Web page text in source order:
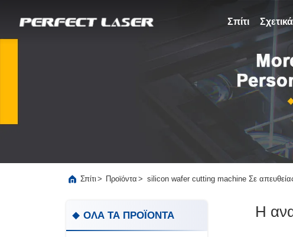
Σπίτι
Σπίτι> Προϊόντα > silicon wafer cutting machine Σε
ΟΛΑ ΤΑ ΠΡΟΪΟΝΤΑ Η